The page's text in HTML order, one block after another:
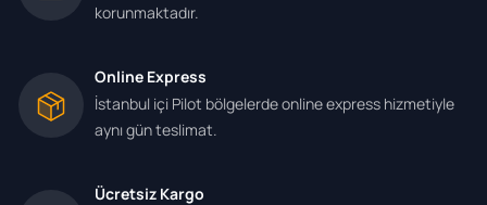
korunmaktadır.
Online Express
İstanbul içi Pilot bölgelerde online express hizmetiyle
aynı gün teslimat.
Ücretsiz Kargo